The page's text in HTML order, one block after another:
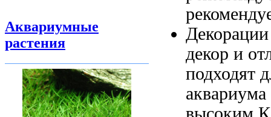
Аквариумные
растения
декор и
подходят
аквариума